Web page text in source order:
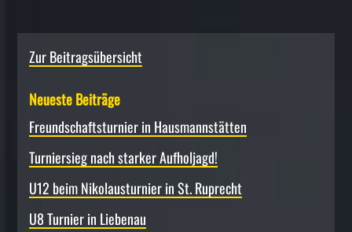
Zur Beitragsübersicht
Neueste Beiträge
Freundschafts­turnier in Hausmannstätten
Turniersieg nach starker Aufholjagd!
U12 beim Nikolausturnier in St. Ruprecht
U8 Turnier in Liebenau